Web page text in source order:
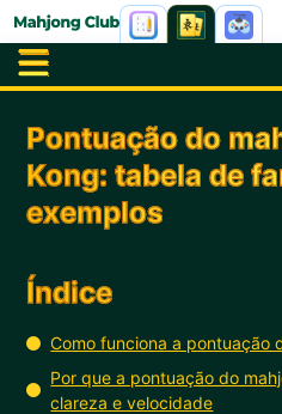
Pontuação do
Kong: tabela de
exemplos
Índice
Como funciona a pontuação
Por que a pontuação do
clareza e velocidade